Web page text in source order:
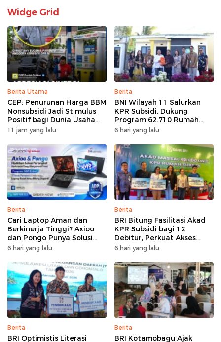
Widge Grid
Berita Utama
CEP: Penurunan Harga BBM
Nonsubsidi Jadi Stimulus
Positif bagi Dunia Usaha
dan Pertumbuhan Ekonomi
11 jam yang lalu
Berita
BNI Wilayah 11 Salurkan
KPR Subsidi, Dukung
Program 62.710 Rumah
Bersubsidi
6 hari yang lalu
Berita
Cari Laptop Aman dan
Berkinerja Tinggi? Axioo
dan Pongo Punya Solusi
dengan Garansi Ekstra
6 hari yang lalu
Berita
BRI Bitung Fasilitasi Akad
KPR Subsidi bagi 12
Debitur, Perkuat Akses
Hunian Masyarakat
6 hari yang lalu
Berita
BRI Optimistis Literasi
Berita
BRI Kotamobagu Ajak